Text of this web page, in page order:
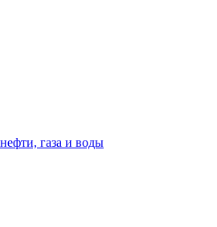
газа и воды